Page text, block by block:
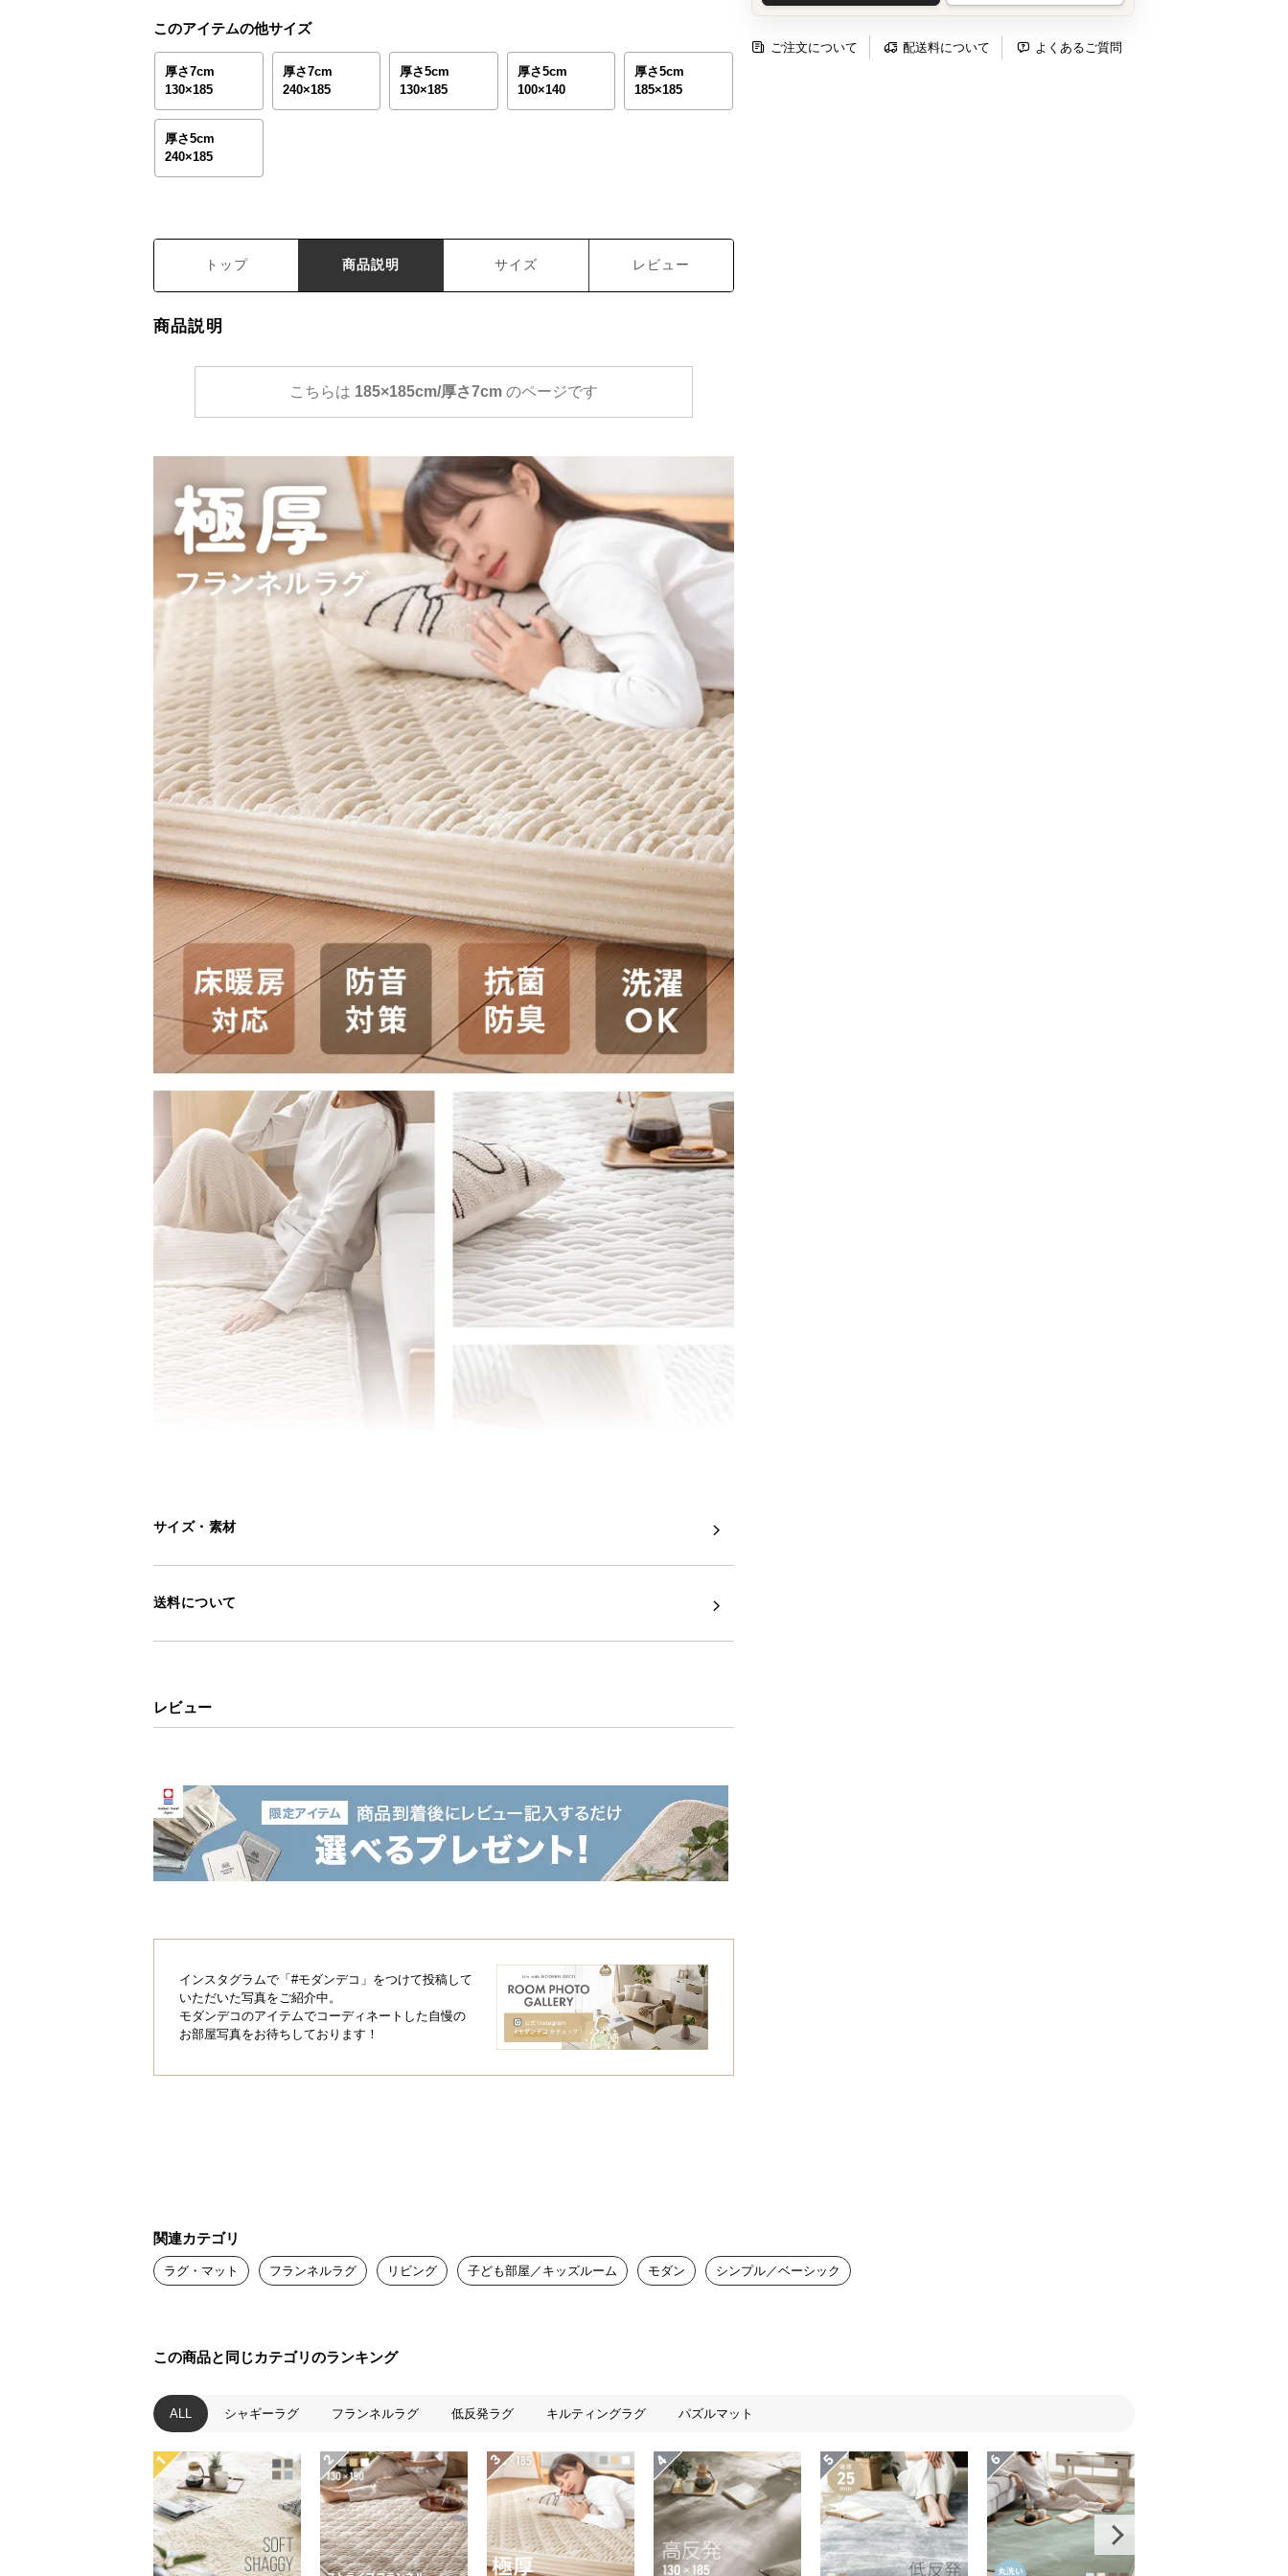
ご注文について 配送料について よくあるご質問
このアイテムの他サイズ
厚さ7cm
130×185
厚さ7cm
240×185
厚さ5cm
130×185
厚さ5cm
100×140
厚さ5cm
185×185
厚さ5cm
240×185
トップ 商品説明 サイズ レビュー
商品説明
こちらは 185×185cm/厚さ7cm のページです
サイズ・素材
送料について
レビュー
インスタグラムで「#モダンデコ」をつけて投稿して
いただいた写真をご紹介中。
モダンデコのアイテムでコーディネートした自慢の
お部屋写真をお待ちしております！
関連カテゴリ
ラグ・マット フランネルラグ リビング 子ども部屋／キッズルーム モダン シンプル／ベーシック
この商品と同じカテゴリのランキング
ALL シャギーラグ フランネルラグ 低反発ラグ キルティングラグ パズルマット